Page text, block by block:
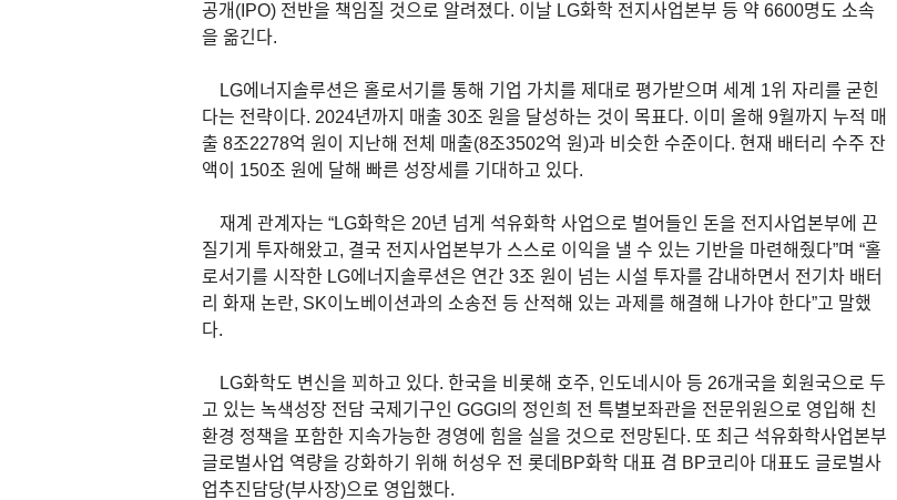
공개(IPO) 전반을 책임질 것으로 알려졌다. 이날 LG화학 전지사업본부 등 약 6600명도 소속
을 옮긴다.
LG에너지솔루션은 홀로서기를 통해 기업 가치를 제대로 평가받으며 세계 1위 자리를 굳힌
다는 전략이다. 2024년까지 매출 30조 원을 달성하는 것이 목표다. 이미 올해 9월까지 누적 매
출 8조2278억 원이 지난해 전체 매출(8조3502억 원)과 비슷한 수준이다. 현재 배터리 수주 잔
액이 150조 원에 달해 빠른 성장세를 기대하고 있다.
재계 관계자는 “LG화학은 20년 넘게 석유화학 사업으로 벌어들인 돈을 전지사업본부에 끈
질기게 투자해왔고, 결국 전지사업본부가 스스로 이익을 낼 수 있는 기반을 마련해줬다”며 “홀
로서기를 시작한 LG에너지솔루션은 연간 3조 원이 넘는 시설 투자를 감내하면서 전기차 배터
리 화재 논란, SK이노베이션과의 소송전 등 산적해 있는 과제를 해결해 나가야 한다”고 말했
다.
LG화학도 변신을 꾀하고 있다. 한국을 비롯해 호주, 인도네시아 등 26개국을 회원국으로 두
고 있는 녹색성장 전담 국제기구인 GGGI의 정인희 전 특별보좌관을 전문위원으로 영입해 친
환경 정책을 포함한 지속가능한 경영에 힘을 실을 것으로 전망된다. 또 최근 석유화학사업본부
글로벌사업 역량을 강화하기 위해 허성우 전 롯데BP화학 대표 겸 BP코리아 대표도 글로벌사
업추진담당(부사장)으로 영입했다.